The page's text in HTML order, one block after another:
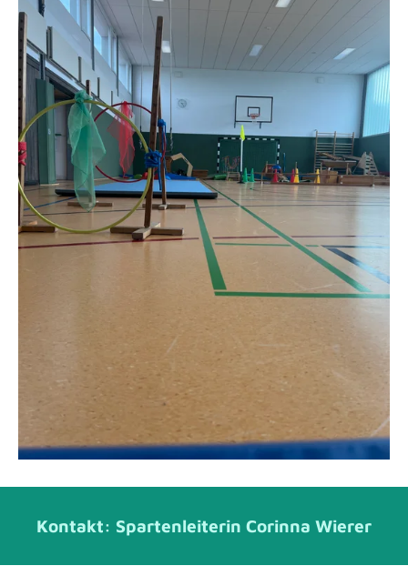
Kontakt: Spartenleiterin Corinna Wierer